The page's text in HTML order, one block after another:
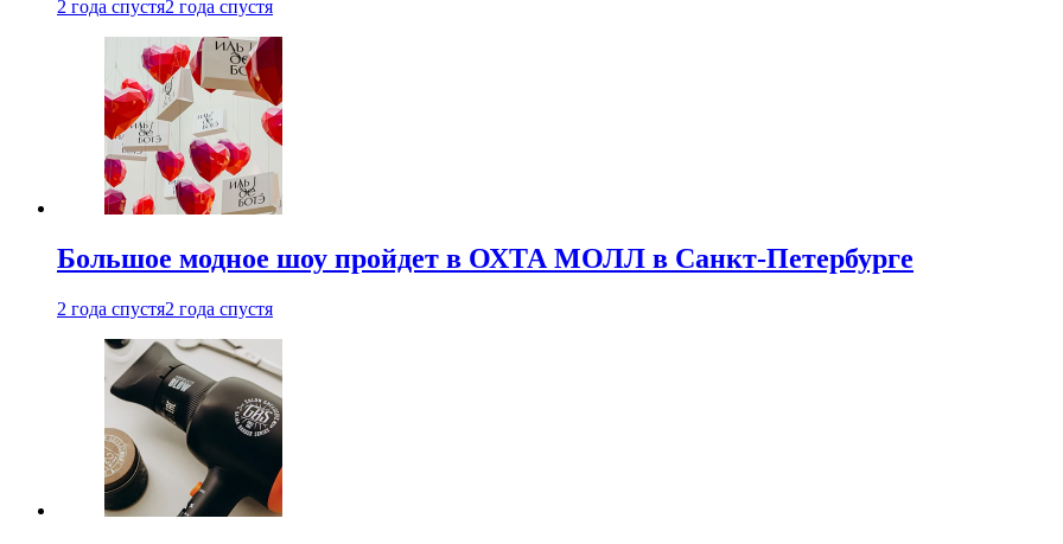
2 года спустя2 года спустя
Большое модное шоу пройдет в ОХТА МОЛЛ в Санкт-Петербурге
2 года спустя2 года спустя